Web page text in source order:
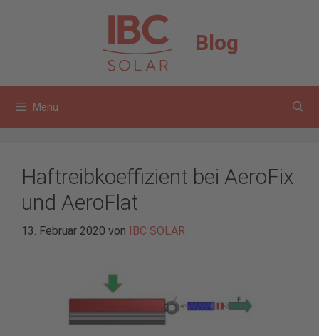
Blog
Menü
Haftreibkoeffizient bei AeroFix
und AeroFlat
13. Februar 2020 von IBC SOLAR